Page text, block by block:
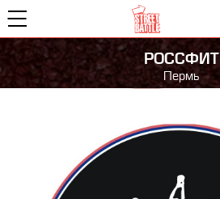
РОССФИТ
Пермь